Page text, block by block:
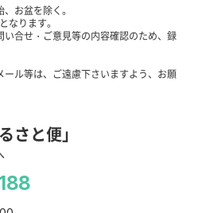
お盆を除く。
なります。
合せ・ご意見等の内容確認のため、録
ル等は、ご遠慮下さいますよう、お願
さと便」